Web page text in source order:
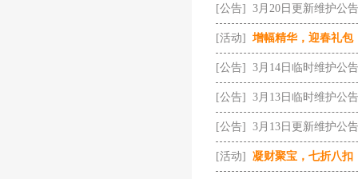
[公告] 3月20日更新维护公告
[活动] 增幅精华，迎春礼包
[公告] 3月14日临时维护公告
[公告] 3月13日临时维护公告
[公告] 3月13日更新维护公告
[活动] 凝财聚宝，七折八扣